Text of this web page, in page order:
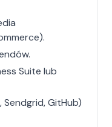
Suite lub
GitHub)